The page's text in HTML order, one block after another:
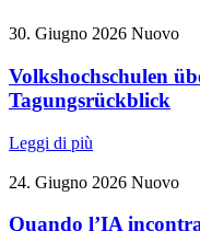
30. Giugno 2026 Nuovo
Volkshochschulen
Tagungsrückblick
Leggi di più
24. Giugno 2026 Nuovo
Quando l’IA